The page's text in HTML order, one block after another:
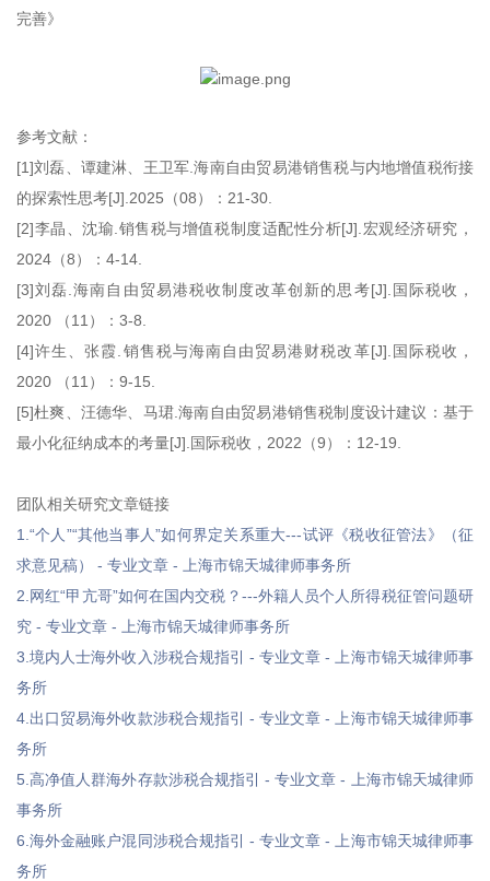
完善》
参考文献：
[1]刘磊、谭建淋、王卫军.海南自由贸易港销售税与内地增值税衔接
的探索性思考[J].2025（08）：21-30.
[2]李晶、沈瑜.销售税与增值税制度适配性分析[J].宏观经济研究，
2024（8）：4-14.
[3]刘磊.海南自由贸易港税收制度改革创新的思考[J].国际税收，
2020 （11）：3-8.
[4]许生、张霞.销售税与海南自由贸易港财税改革[J].国际税收，
2020 （11）：9-15.
[5]杜爽、汪德华、马珺.海南自由贸易港销售税制度设计建议：基于
最小化征纳成本的考量[J].国际税收，2022（9）：12-19.
团队相关研究文章链接
1.“个人”“其他当事人”如何界定关系重大---试评《税收征管法》（征
求意见稿） - 专业文章 - 上海市锦天城律师事务所
2.网红“甲亢哥”如何在国内交税？---外籍人员个人所得税征管问题研
究 - 专业文章 - 上海市锦天城律师事务所
3.境内人士海外收入涉税合规指引 - 专业文章 - 上海市锦天城律师事
务所
4.出口贸易海外收款涉税合规指引 - 专业文章 - 上海市锦天城律师事
务所
5.高净值人群海外存款涉税合规指引 - 专业文章 - 上海市锦天城律师
事务所
6.海外金融账户混同涉税合规指引 - 专业文章 - 上海市锦天城律师事
务所